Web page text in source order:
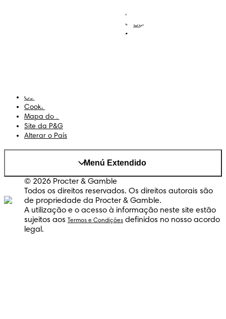
Contacta-nos
Os Meus Dados
Cookies
Mapa do Site
Site da P&G
Alterar o País
Menú Extendido
© 2026 Procter & Gamble
Todos os direitos reservados. Os direitos autorais são
de propriedade da Procter & Gamble.
A utilização e o acesso à informação neste site estão
sujeitos aos
Termos e Condições definidos no nosso acordo
legal.